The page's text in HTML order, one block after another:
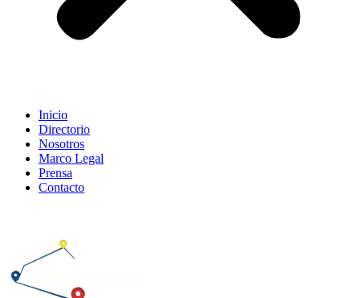
Inicio
Directorio
Nosotros
Marco Legal
Prensa
Contacto